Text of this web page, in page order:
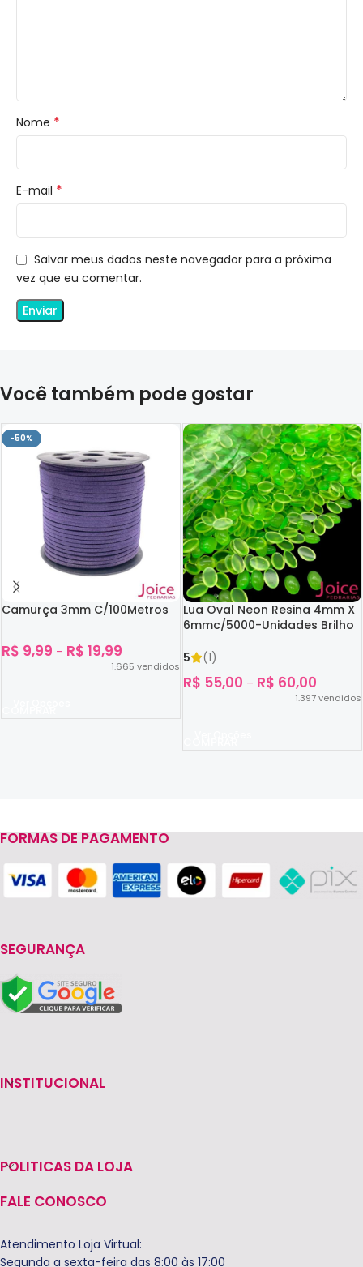
Nome *
E-mail *
Salvar meus dados neste navegador para a próxima
vez que eu comentar.
Você também pode gostar
-50%
Camurça 3mm C/100Metros
R$ 9,99 – R$ 19,99
1.665 vendidos
Lua Oval Neon Resina 4mm X
6mmc/5000-Unidades Brilho
5
(1)
R$ 55,00 – R$ 60,00
1.397vendidos
Read more
FORMAS DE PAGAMENTO
SEGURANÇA
INSTITUCIONAL
POLITICAS DA LOJA
FALE CONOSCO
Atendimento Loja Virtual:
Segunda a sexta-feira das 8:00 às 17:00